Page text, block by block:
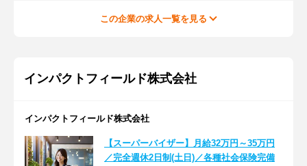
この企業の求人一覧を見る
インパクトフィールド株式会社
インパクトフィールド株式会社
【スーパーバイザー】月給32万円～35万円
／完全週休2日制(土日)／各種社会保険完備